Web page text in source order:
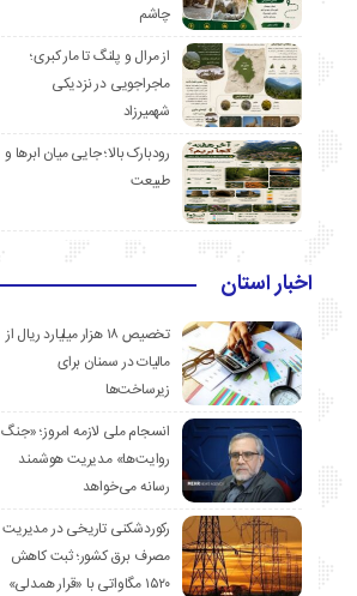
چاشم
از مرال و پلنگ تا مار کبری؛
ماجراجویی در نزدیکی
شهمیرزاد
رودبارک بالا؛ جایی میان ابرها و
طبیعت
اخبار استان
تخصیص ۱۸ هزار میلیارد ریال از
مالیات در سمنان برای
زیرساخت‌ها
انسجام ملی لازمه امروز؛ «جنگ
روایت‌ها» مدیریت هوشمند
رسانه می‌خواهد
رکوردشکنی تاریخی در مدیریت
مصرف برق کشور؛ ثبت کاهش
۱۵۲۰ مگاواتی با «قرار همدلی»